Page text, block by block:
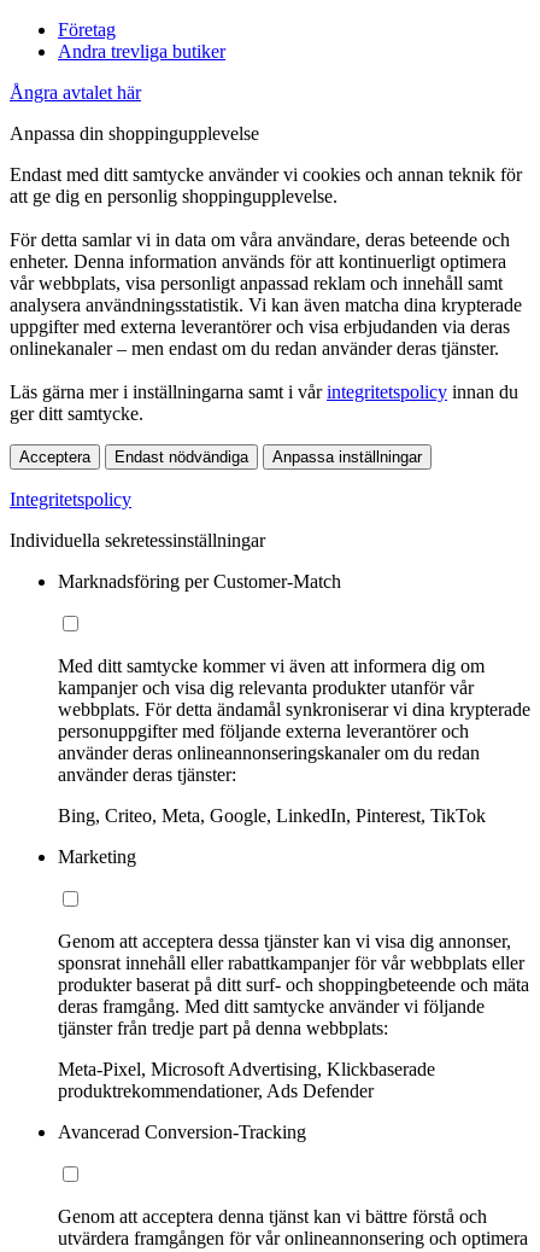
Företag
Andra trevliga butiker
Ångra avtalet här
Anpassa din shoppingupplevelse
Endast med ditt samtycke använder vi cookies och annan teknik för
att ge dig en personlig shoppingupplevelse.
För detta samlar vi in data om våra användare, deras beteende och
enheter. Denna information används för att kontinuerligt optimera
vår webbplats, visa personligt anpassad reklam och innehåll samt
analysera användningsstatistik. Vi kan även matcha dina krypterade
uppgifter med externa leverantörer och visa erbjudanden via deras
onlinekanaler – men endast om du redan använder deras tjänster.
Läs gärna mer i inställningarna samt i vårintegritetspolicy innan du
ger ditt samtycke.
Acceptera Endast nödvändiga Anpassa inställningar
Integritetspolicy
Individuella sekretessinställningar
Marknadsföring per Customer-Match
Med ditt samtycke kommer vi även att informera dig om
kampanjer och visa dig relevanta produkter utanför vår
webbplats. För detta ändamål synkroniserar vi dina krypterade
personuppgifter med följande externa leverantörer och
använder deras onlineannonseringskanaler om du redan
använder deras tjänster:
Bing, Criteo, Meta, Google, LinkedIn, Pinterest, TikTok
Marketing
Genom att acceptera dessa tjänster kan vi visa dig annonser,
sponsrat innehåll eller rabattkampanjer för vår webbplats eller
produkter baserat på ditt surf- och shoppingbeteende och mäta
deras framgång. Med ditt samtycke använder vi följande
tjänster från tredje part på denna webbplats:
Meta-Pixel, Microsoft Advertising, Klickbaserade
produktrekommendationer, Ads Defender
Avancerad Conversion-Tracking
Genom att acceptera denna tjänst kan vi bättre förstå och
utvärdera framgången för vår onlineannonsering och optimera